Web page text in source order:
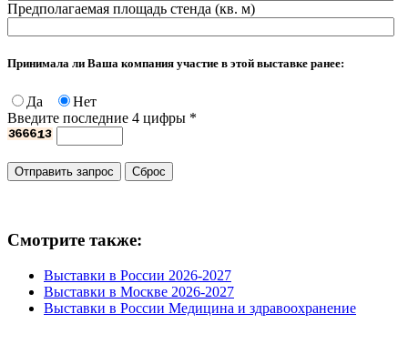
Предполагаемая площадь стенда (кв. м)
Принимала ли Ваша компания участие в этой выставке ранее:
Да
Нет
Введите последние 4 цифры *
Смотрите также:
Выставки в России 2026-2027
Выставки в Москве 2026-2027
Выставки в России Медицина и здравоохранение